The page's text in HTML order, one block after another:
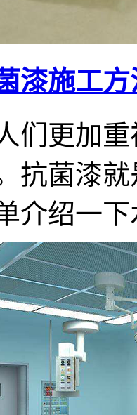
漆施工方
们更加
抗菌漆
介绍一